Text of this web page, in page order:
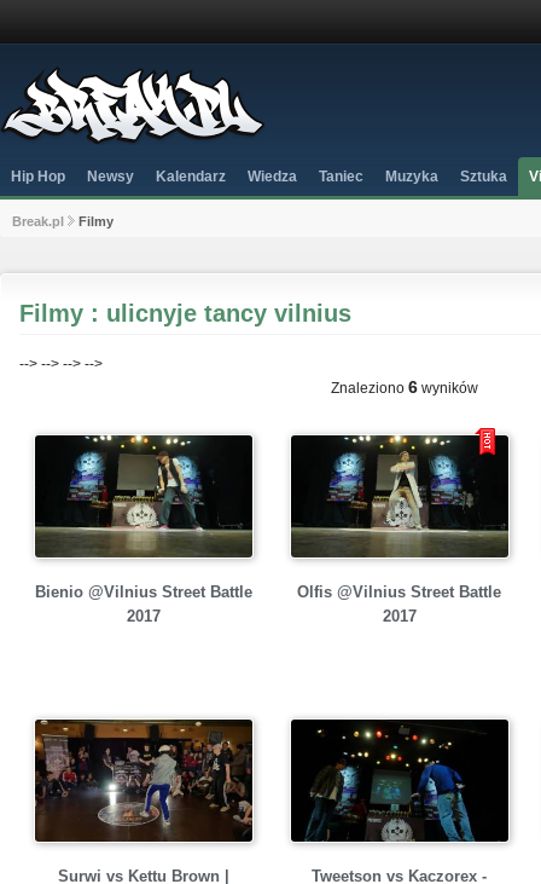
Hip Hop Newsy Kalendarz Wiedza Taniec Muzyka Sztuka
Break.pl Filmy
Filmy : ulicnyje tancy vilnius
--> --> --> -->
Znaleziono 6 wyników
Bienio @Vilnius Street Battle
2017
Olfis @Vilnius Street Battle
2017
Surwi vs Kettu Brown |
Tweetson vs Kaczorex -